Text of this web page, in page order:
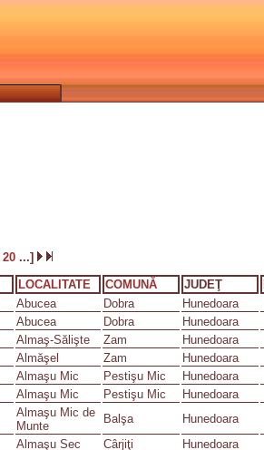
20 ...]
LOCALITATE COMUNĂ JUDEŢ
Abucea Dobra Hunedoara
Abucea Dobra Hunedoara
Almaş-Sălişte Zam Hunedoara
Almăşel Zam Hunedoara
Almaşu Mic Pestişu Mic Hunedoara
Almaşu Mic Pestişu Mic Hunedoara
Almaşu Mic de
Munte
Balşa Hunedoara
Almaşu Sec Cârjiţi Hunedoara